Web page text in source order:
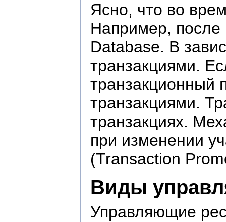
Ясно, что во
Например, после
Database. В
транзакциями.
транзакционный
транзакциями.
транзакциях.
при изменении
(Transaction
Виды
Управляющие